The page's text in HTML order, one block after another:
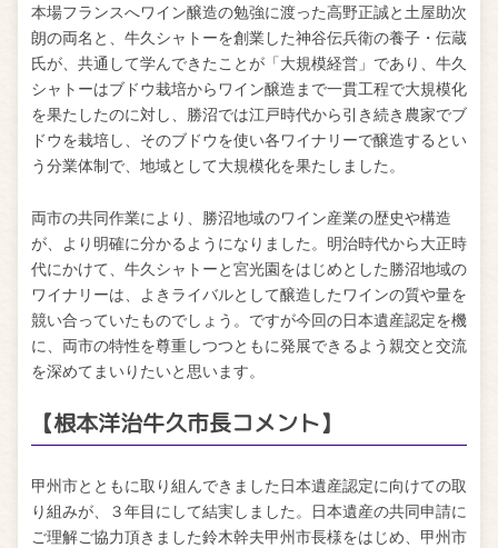
本場フランスへワイン醸造の勉強に渡った高野正誠と土屋助次
朗の両名と、牛久シャトーを創業した神谷伝兵衛の養子・伝蔵
氏が、共通して学んできたことが「大規模経営」であり、牛久
シャトーはブドウ栽培からワイン醸造まで一貫工程で大規模化
を果たしたのに対し、勝沼では江戸時代から引き続き農家でブ
ドウを栽培し、そのブドウを使い各ワイナリーで醸造するとい
う分業体制で、地域として大規模化を果たしました。
両市の共同作業により、勝沼地域のワイン産業の歴史や構造
が、より明確に分かるようになりました。明治時代から大正時
代にかけて、牛久シャトーと宮光園をはじめとした勝沼地域の
ワイナリーは、よきライバルとして醸造したワインの質や量を
競い合っていたものでしょう。ですが今回の日本遺産認定を機
に、両市の特性を尊重しつつともに発展できるよう親交と交流
を深めてまいりたいと思います。
【根本洋治牛久市長コメント】
甲州市とともに取り組んできました日本遺産認定に向けての取
り組みが、３年目にして結実しました。日本遺産の共同申請に
ご理解ご協力頂きました鈴木幹夫甲州市長様をはじめ、甲州市